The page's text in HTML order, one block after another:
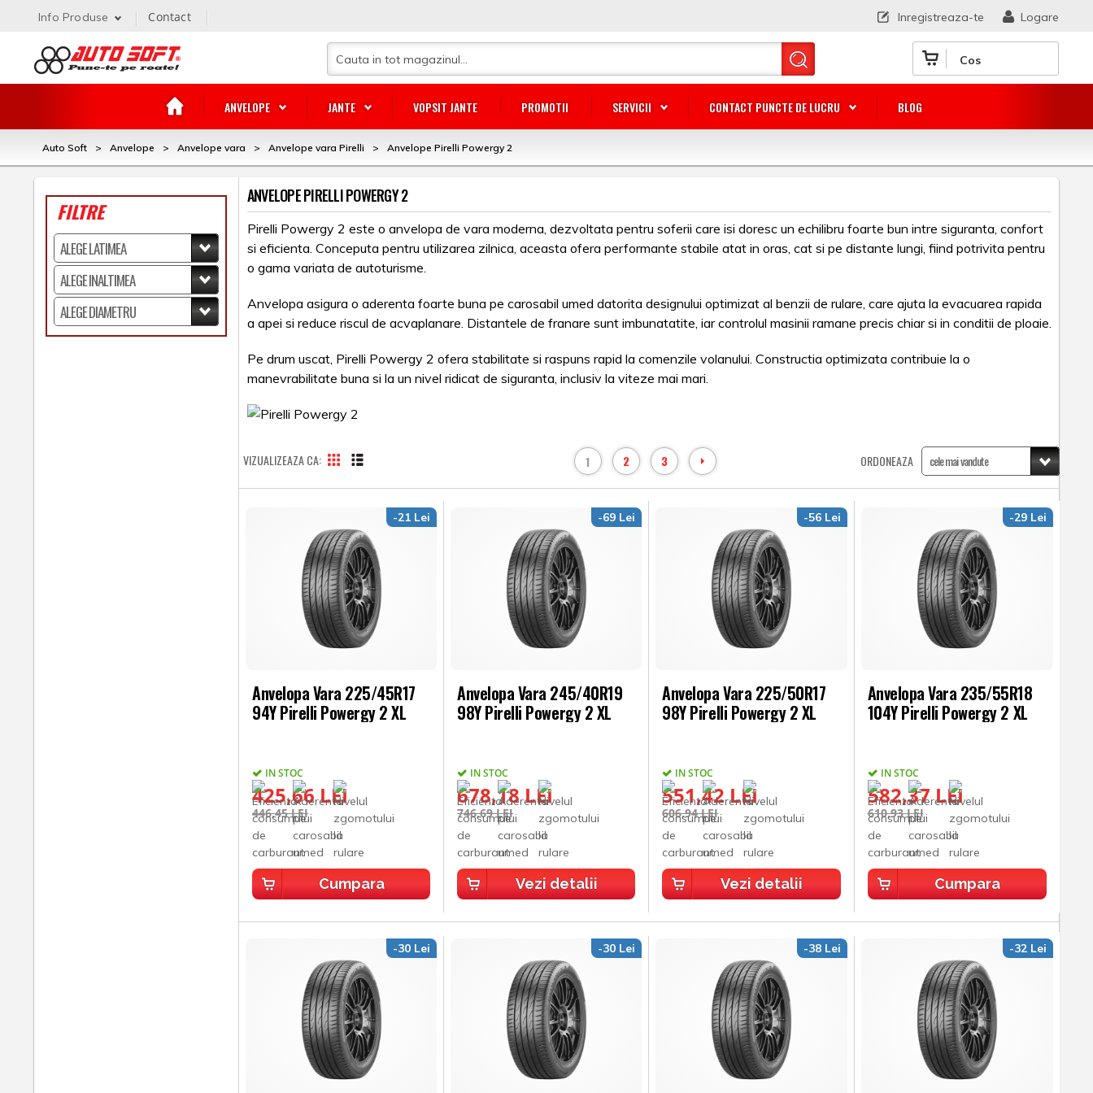
Cos
ANVELOPE JANTE VOPSIT JANTE PROMOTII SERVICII CONTACT PUNCTE DE LUCRU BLOG
Logare
Inregistreaza-te
Info Produse Contact
Auto Soft > Anvelope > Anvelope vara > Anvelope vara Pirelli > Anvelope Pirelli Powergy 2
FILTRE
ANVELOPE PIRELLI POWERGY 2
Pirelli Powergy 2 este o anvelopa de vara moderna, dezvoltata pentru soferii care isi doresc un echilibru foarte bun intre siguranta, confort
si eficienta. Conceputa pentru utilizarea zilnica, aceasta ofera performante stabile atat in oras, cat si pe distante lungi, fiind potrivita pentru
o gama variata de autoturisme.
Anvelopa asigura o aderenta foarte buna pe carosabil umed datorita designului optimizat al benzii de rulare, care ajuta la evacuarea rapida
a apei si reduce riscul de acvaplanare. Distantele de franare sunt imbunatatite, iar controlul masinii ramane precis chiar si in conditii de ploaie.
Pe drum uscat, Pirelli Powergy 2 ofera stabilitate si raspuns rapid la comenzile volanului. Constructia optimizata contribuie la o
manevrabilitate buna si la un nivel ridicat de siguranta, inclusiv la viteze mai mari.
VIZUALIZEAZA CA ORDONEAZA
1 2 3
Anvelopa Vara 225/45R17
94Y Pirelli Powergy 2 XL
IN STOC
425,66 LEI
-21 Lei
446,45 LEI
Cumpara
Anvelopa Vara 245/40R19
98Y Pirelli Powergy 2 XL
IN STOC
678,18 LEI
-69 Lei
746,69 LEI
Vezi detalii
Anvelopa Vara 225/50R17
98Y Pirelli Powergy 2 XL
IN STOC
551,42 LEI
-56 Lei
606,94 LEI
Vezi detalii
Anvelopa Vara 235/55R18
104Y Pirelli Powergy 2 XL
IN STOC
582,37 LEI
-29 Lei
610,93 LEI
Cumpara
-30 Lei -30 Lei -38 Lei -32 Lei